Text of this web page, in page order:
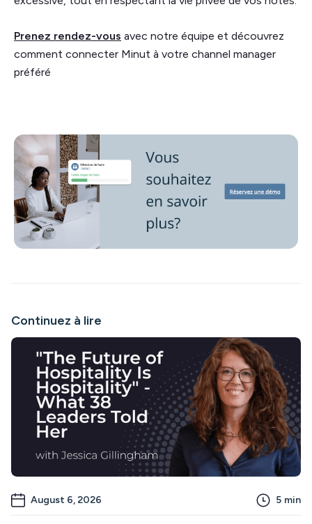
Prenez rendez-vous avec notre équipe et découvrez
comment connecter Minut à votre channel manager
préféré
Continuez à lire
August 6, 2026 5 min